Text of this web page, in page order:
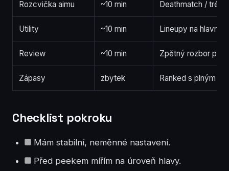
Rozcvička aimu ~10 min Deathmatch /
Utility ~10 min Lineupy na hlavní
Review ~10 min Zpětný rozbor pár
Zápasy zbytek Ranked s plným
Checklist pokroku
Mám stabilní, neměnné nastavení.
Před peekem mířím na úroveň hlavy.